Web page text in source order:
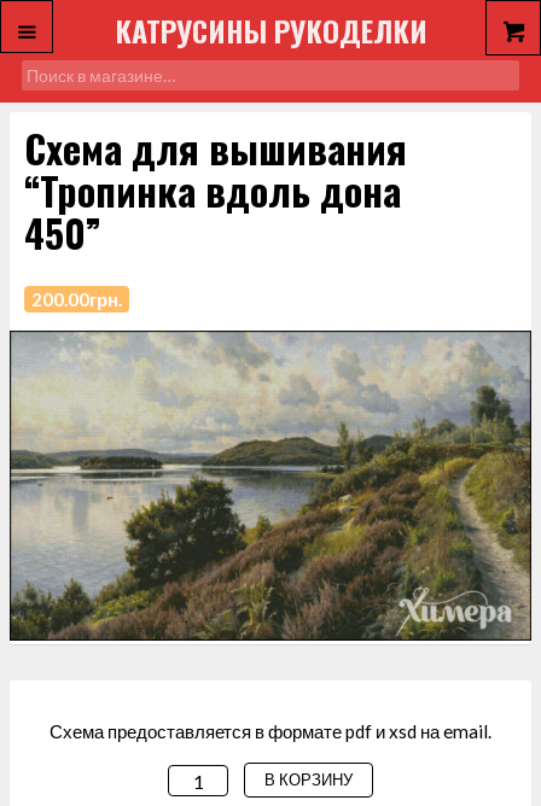
КАТРУСИНЫ РУКОДЕЛКИ
Схема для вышивания
“Тропинка вдоль дона
450”
200.00грн.
Схема предоставляется в формате pdf и xsd на email.
КОЛИЧЕСТВОВ КОРЗИНУ